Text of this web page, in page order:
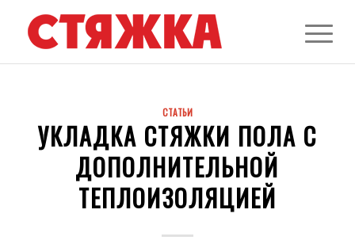
СТАТЬИ
УКЛАДКА СТЯЖКИ ПОЛА С
ДОПОЛНИТЕЛЬНОЙ
ТЕПЛОИЗОЛЯЦИЕЙ